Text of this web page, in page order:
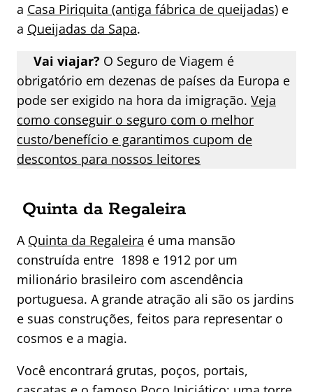
a Casa Piriquita (antiga fábrica de queijadas) e
a Queijadas da Sapa.
Vai viajar? O Seguro de Viagem é
obrigatório em dezenas de países da Europa e
pode ser exigido na hora da imigração. Veja
como conseguir o seguro com o melhor
custo/benefício e garantimos cupom de
descontos para nossos leitores
Quinta da Regaleira
A Quinta da Regaleira é uma mansão
construída entre 1898 e 1912 por um
milionário brasileiro com ascendência
portuguesa. A grande atração ali são os jardins
e suas construções, feitos para representar o
cosmos e a magia.
Você encontrará grutas, poços, portais,